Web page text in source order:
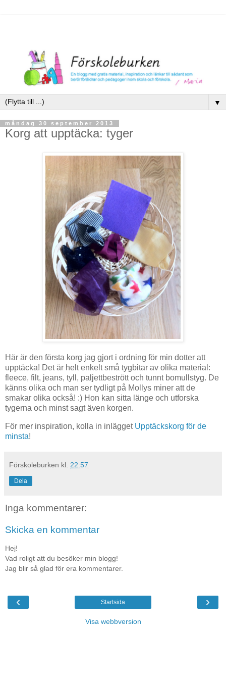
▼
måndag 30 september 2013
Korg att upptäcka: tyger
Här är den första korg jag gjort i ordning för min dotter att
upptäcka! Det är helt enkelt små tygbitar av olika material:
fleece, filt, jeans, tyll, paljettbestrött och tunnt bomullstyg. De
känns olika och man ser tydligt på Mollys miner att de
smakar olika också! :) Hon kan sitta länge och utforska
tygerna och minst sagt även korgen.
För mer inspiration, kolla in inlägget Upptäckskorg för de
minsta!
Förskoleburken kl. 22:57
Dela
Inga kommentarer:
Skicka en kommentar
Hej!
Vad roligt att du besöker min blogg!
Jag blir så glad för era kommentarer.
‹ ›
Startsida
Visa webbversion